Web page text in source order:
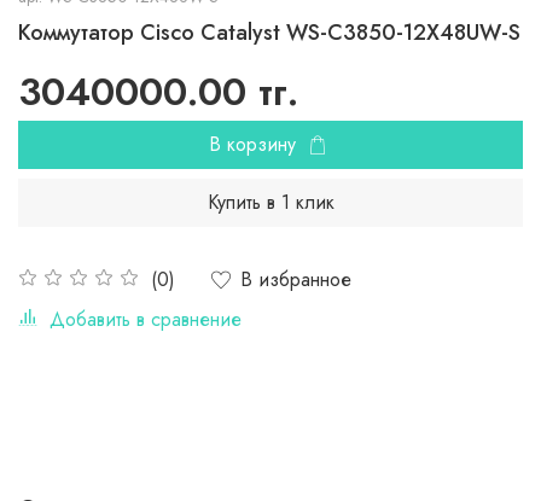
Коммутатор Cisco Catalyst WS-C3850-12X48UW-S
(0)
В избранное
Добавить в сравнение
3040000.00 тг.
В корзину
Купить в 1 клик